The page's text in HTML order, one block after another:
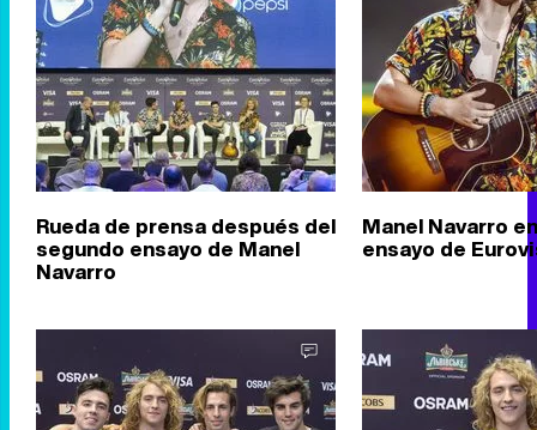
Rueda de prensa después del
segundo ensayo de Manel
Navarro
Manel Navarro
ensayo de